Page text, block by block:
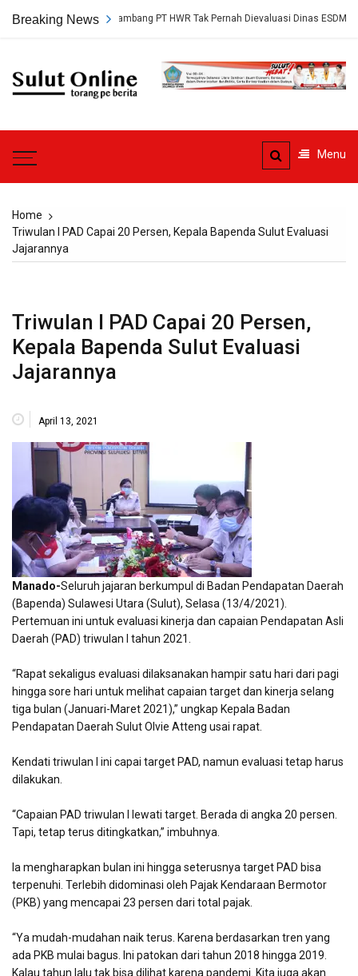
Breaking News
Persetujuan Tambang PT HWR Tak Pernah Dievaluasi Dinas ESDM
Sulut
Menu
Home
Triwulan I PAD Capai 20 Persen, Kepala Bapenda Sulut Evaluasi
Jajarannya
Triwulan I PAD Capai 20 Persen,
Kepala Bapenda Sulut Evaluasi
Jajarannya
April 13, 2021
Manado-Seluruh jajaran berkumpul di Badan Pendapatan Daerah
(Bapenda) Sulawesi Utara (Sulut), Selasa (13/4/2021).
Pertemuan ini untuk evaluasi kinerja dan capaian Pendapatan Asli
Daerah (PAD) triwulan I tahun 2021.
“Rapat sekaligus evaluasi dilaksanakan hampir satu hari dari pagi
hingga sore hari untuk melihat capaian target dan kinerja selang
tiga bulan (Januari-Maret 2021),” ungkap Kepala Badan
Pendapatan Daerah Sulut Olvie Atteng usai rapat.
Kendati triwulan I ini capai target PAD, namun evaluasi tetap harus
dilakukan.
“Capaian PAD triwulan I lewati target. Berada di angka 20 persen.
Tapi, tetap terus ditingkatkan,” imbuhnya.
Ia mengharapkan bulan ini hingga seterusnya target PAD bisa
terpenuhi. Terlebih didominasi oleh Pajak Kendaraan Bermotor
(PKB) yang mencapai 23 persen dari total pajak.
“Ya mudah-mudahan naik terus. Karena berdasarkan tren yang
ada PKB mulai bagus. Ini patokan dari tahun 2018 hingga 2019.
Kalau tahun lalu tak bisa dilihat karena pandemi. Kita juga akan